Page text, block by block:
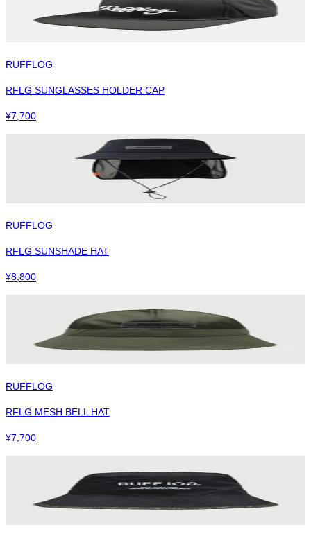
RUFFLOG
RFLG SUNGLASSES HOLDER CAP
¥7,700
RUFFLOG
RFLG SUNSHADE HAT
¥8,800
RUFFLOG
RFLG MESH BELL HAT
¥7,700